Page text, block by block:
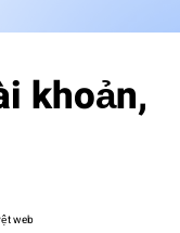
khoản,
web